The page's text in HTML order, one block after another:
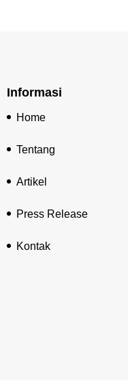
Informasi
Home
Tentang
Artikel
Press Release
Kontak